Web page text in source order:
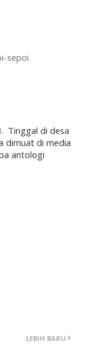
sepoi
Tinggal di desa
dimuat di media
antologi
LEBIH BARU